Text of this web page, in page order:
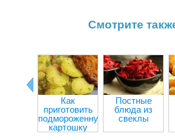
Смотрите
Как
приготовить
подмороженную
картошку
Постные
блюда из
свеклы